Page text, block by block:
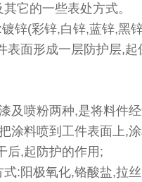
它的一些表处方式。
(彩锌,白锌,蓝锌,黑
表面形成一层防护层,起
喷粉两种,是将料件经
涂料喷到工件表面上,
后,起防护的作用;
:阳极氧化,铬酸盐,拉丝